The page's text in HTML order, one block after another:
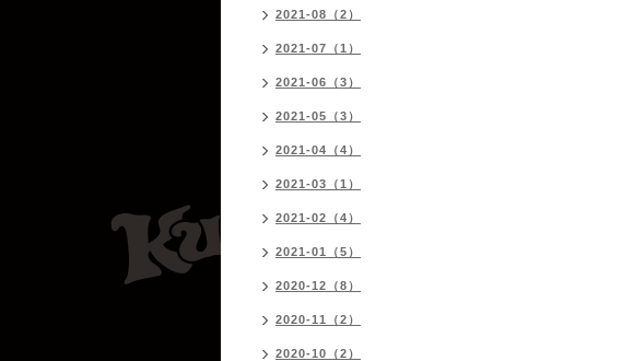
2021-08（2）
2021-07（1）
2021-06（3）
2021-05（3）
2021-04（4）
2021-03（1）
2021-02（4）
2021-01（5）
2020-12（8）
2020-11（2）
2020-10（2）